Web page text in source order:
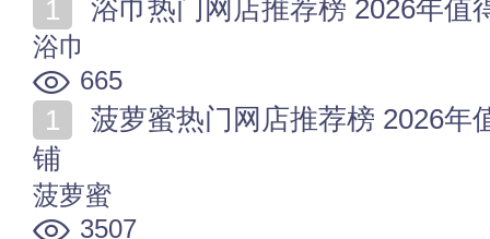
浴巾热门网店推荐榜 2026年值
浴巾
665
铺
菠萝蜜
3507